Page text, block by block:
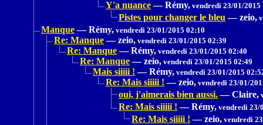
Y'a nuance — Rémy, vendredi 23/01/2015
Pistes pour changer le bleu — zeio,
Manque — Rémy, vendredi 23/01/2015 02:10
Re: Manque — zeio, vendredi 23/01/2015 02:39
Re: Manque — Rémy, vendredi 23/01/2015 02:40
Re: Manque — zeio, vendredi 23/01/2015 02:49
Mais siiiii ! — Rémy, vendredi 23/01/2015
Re: Mais siiiii ! — zeio, vendredi 23/01/
oui, j'aimerais bien aussi. — Claire,
Re: Mais siiiii ! — Rémy, vendredi 23/
Re: Mais siiiii ! — zeio, vendredi